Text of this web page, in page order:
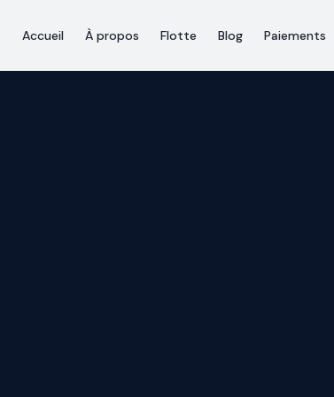
Accueil À propos Flotte Blog Paiements